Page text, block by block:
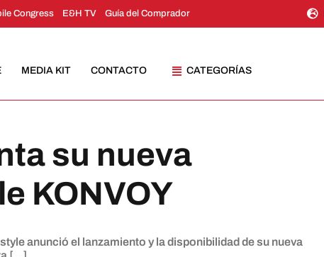
Congress E&H TV Guía del Comprador
MEDIA KIT CONTACTO CATEGORÍAS
su nueva
KONVOY
anunció el lanzamiento y la disponibilidad de su nueva